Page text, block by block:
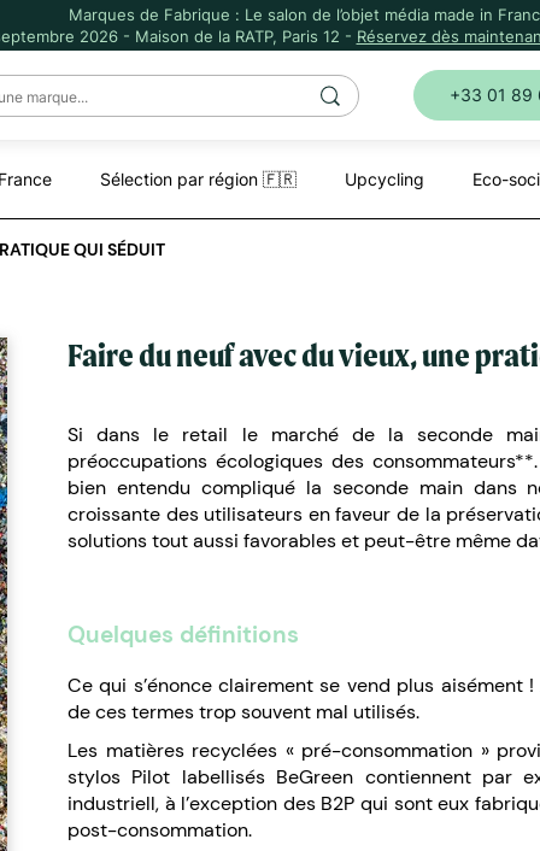
Marques de Fabrique : Le salon de l’objet média made in
2026 - Maison de la RATP, Paris 12 - Réservez dès
+33 01 89
Sélection par région 🇫🇷 Upcycling Eco-
QUI SÉDUIT
Faire du neuf avec du vieux, une
Si dans le retail le marché de la seconde
préoccupations écologiques des
bien entendu compliqué la seconde main dans
croissante des utilisateurs en faveur de la
solutions tout aussi favorables et peut-être même
Quelques définitions
Ce qui s’énonce clairement se vend plus
de ces termes trop souvent mal utilisés.
Les matières recyclées « pré-consommation »
stylos Pilot labellisés BeGreen contiennent par
industriell, à l’exception des B2P qui sont eux
post-consommation.